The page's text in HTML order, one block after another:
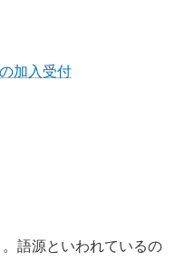
加入受付
語源といわれているの